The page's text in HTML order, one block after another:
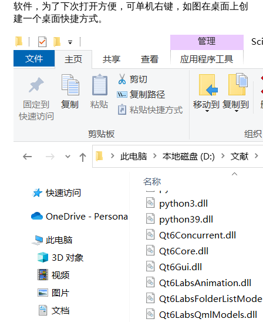
软件，为了下次打开方便，可单机右键，如图在桌面上创
建一个桌面快捷方式。